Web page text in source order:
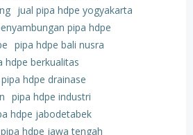
jual pipa hdpe yogyakarta
pipa hdpe
pipa hdpe bali nusra
hdpe berkualitas
pipa hdpe drainase
pipa hdpe industri
hdpe jabodetabek
pipa hdpe jawa tengah